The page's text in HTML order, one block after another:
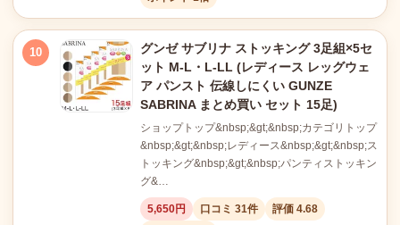
10
グンゼ サブリナ ストッキング 3足組×5セ
ット M-L・L-LL (レディース レッグウェ
ア パンスト 伝線しにくい GUNZE
SABRINA まとめ買い セット 15足)
ショップトップ&nbsp;&gt;&nbsp;カテゴリトップ
&nbsp;&gt;&nbsp;レディース&nbsp;&gt;&nbsp;ス
トッキング&nbsp;&gt;&nbsp;パンティストッキン
グ&…
5,650円 口コミ 31件
評価 4.68